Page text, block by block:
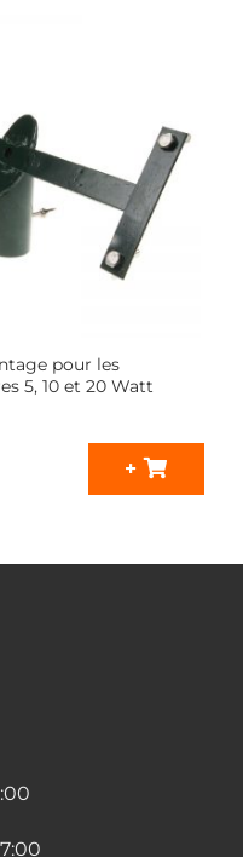
pour les
5, 10 et 20 Watt
+